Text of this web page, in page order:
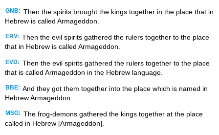
GNB: Then the spirits brought the kings together in the place that in
Hebrew is called Armageddon.
ERV: Then the evil spirits gathered the rulers together to the place
that in Hebrew is called Armageddon.
EVD: Then the evil spirits gathered the rulers together to the place
that is called Armageddon in the Hebrew language.
BBE: And they got them together into the place which is named in
Hebrew Armageddon.
MSG: The frog-demons gathered the kings together at the place
called in Hebrew [Armageddon].